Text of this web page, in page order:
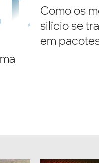
Como os
silício se
em